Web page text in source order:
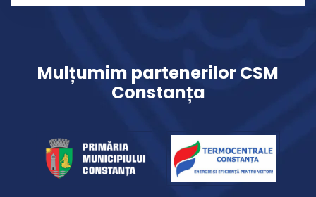
Mulțumim partenerilor CSM
Constanța